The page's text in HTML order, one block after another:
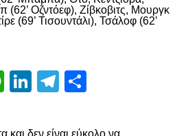
(62’ Οζντόεφ), Ζίβκοβιτς, Μουργκ
(69’ Τισουντάλι), Τσάλοφ (62’
WhatsApp
LinkedIn
Telegram
δεν είναι εύκολο να